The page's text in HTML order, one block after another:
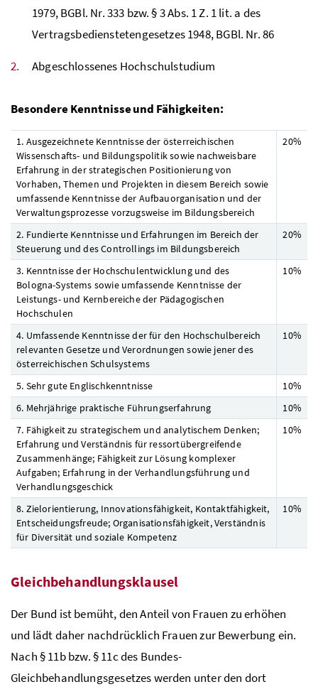
1979,BGBl. Nr. 333 bzw.§3Abs. 1Z. 1lit. a des
Vertrags­bedienstetengesetzes 1948,BGBl. Nr. 86
Abgeschlossenes Hochschulstudium
Besondere Kenntnisse und Fähigkeiten:
1. Ausgezeichnete Kenntnisse der österreichischen
Wissenschafts- und Bildungspolitik sowie nachweisbare
Erfahrung in der strategischen Positionierung von
Vorhaben, Themen und Projekten in diesem Bereich sowie
umfassende Kenntnisse der Aufbauorganisation und der
Verwaltungsprozesse vorzugsweise im Bildungsbereich
20%
2. Fundierte Kenntnisse und Erfahrungen im Bereich der
Steuerung und des Controllings im Bildungsbereich
20%
3. Kenntnisse der Hochschulentwicklung und des
Bologna-Systems sowie umfassende Kenntnisse der
Leistungs- und Kernbereiche der Pädagogischen
Hochschulen
10%
4. Umfassende Kenntnisse der für den Hochschulbereich
relevanten Gesetze und Verordnungen sowie jener des
österreichischen Schulsystems
10%
5. Sehr gute Englischkenntnisse 10%
6. Mehrjährige praktische Führungserfahrung
10%
7. Fähigkeit zu strategischem und analytischem Denken;
Erfahrung und Verständnis für ressortübergreifende
Zusammenhänge; Fähigkeit zur Lösung komplexer
Aufgaben; Erfahrung in der Verhandlungsführung und
Verhandlungsgeschick
10%
8. Zielorientierung, Innovationsfähigkeit, Kontaktfähigkeit,
Entscheidungsfreude; Organisationsfähigkeit, Verständnis
für Diversität und soziale Kompetenz
10%
Gleichbehandlungsklausel
Der Bund ist bemüht, den Anteil von Frauen zu erhöhen
und lädt daher nachdrücklich Frauen zur Bewerbung ein.
Nach§11bbzw.§11c des Bundes-
Gleichbehandlungsgesetzes werden unter den dort